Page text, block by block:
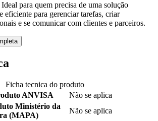
para quem precisa de uma solução
eficiente para gerenciar tarefas, criar
e se comunicar com clientes e parceiros.
Ficha tecnica do produto
ANVISA
Não se aplica
Ministério da
(MAPA)
Não se aplica